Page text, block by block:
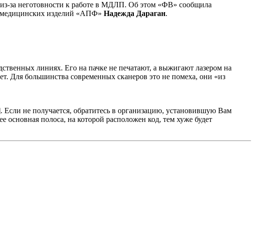
за неготовности к работе в МДЛП. Об этом «ФВ» сообщила
медицинских изделий «АПФ» Надежда Дараган.
линиях. Его на пачке не печатают, а выжигают лазером на
Для большинства современных сканеров это не помеха, они «из
Если не получается, обратитесь в организацию, установившую Вам
основная полоса, на которой расположен код, тем хуже будет